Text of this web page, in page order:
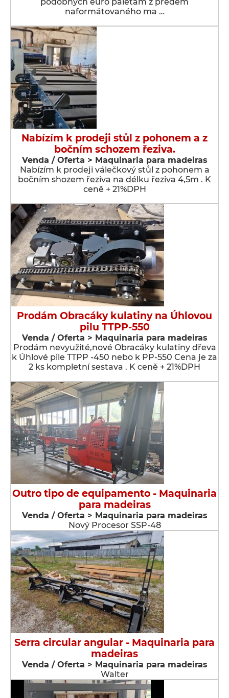
naformátovaného ma …
Nabízím k prodeji stůl z pohonem a z
bočním schozem řeziva.
Venda / Oferta > Maquinaria para madeiras
Nabízím k prodeji válečkový stůl z pohonem a
bočním shozem řeziva na délku řeziva 4,5m . K
ceně + 21%DPH
Prodám Obracáky kulatiny na Úhlovou
pilu TTPP-550
Venda / Oferta > Maquinaria para madeiras
Prodám nevyužité,nové Obracáky kulatiny dřeva
k Úhlové pile TTPP -450 nebo k PP-550 Cena je za
2 ks kompletní sestava . K ceně + 21%DPH
Outro tipo de equipamento - Maquinaria
para madeiras
Venda / Oferta > Maquinaria para madeiras
Nový Procesor SSP-48
Serra circular angular - Maquinaria para
madeiras
Venda / Oferta > Maquinaria para madeiras
Walter